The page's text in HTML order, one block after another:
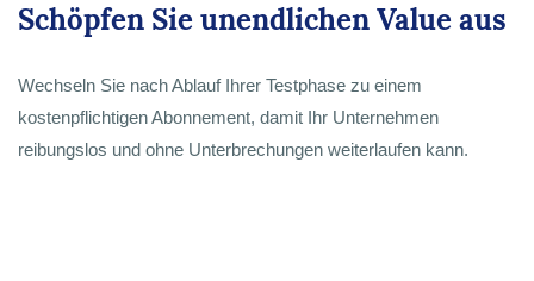
Schöpfen Sie unendlichen Value aus
Wechseln Sie nach Ablauf Ihrer Testphase zu einem
kostenpflichtigen Abonnement, damit Ihr Unternehmen
reibungslos und ohne Unterbrechungen weiterlaufen kann.